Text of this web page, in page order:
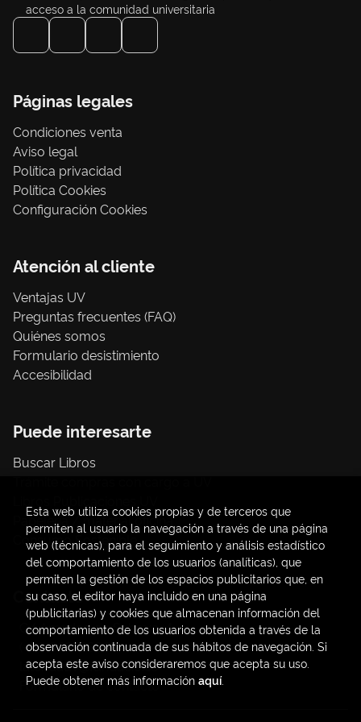
acceso a la comunidad universitaria
Páginas legales
Condiciones venta
Aviso legal
Política privacidad
Política Cookies
Configuración Cookies
Atención al cliente
Ventajas UV
Preguntas frecuentes (FAQ)
Quiénes somos
Formulario desistimiento
Accesibilidad
Puede interesarte
Buscar Libros
Papelería / material oficina
Consumo Sostenible
Contacto
C/ Amadeo de Saboya, 4
(+34) 963828968
latendauv@fundacio.es
Formulario de contacto
Esta web utiliza cookies propias y de terceros que
permiten al usuario la navegación a través de una página
web (técnicas), para el seguimiento y análisis estadístico
del comportamiento de los usuarios (analíticas), que
permiten la gestión de los espacios publicitarios que, en
su caso, el editor haya incluido en una página
(publicitarias) y cookies que almacenan información del
comportamiento de los usuarios obtenida a través de la
observación continuada de sus hábitos de navegación. Si
acepta este aviso consideraremos que acepta su uso.
Puede obtener más información aquí.